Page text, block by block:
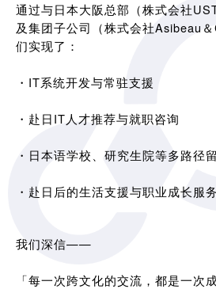
通过与日本大阪总部（株式会社
及集团子公司（株式会社Asibeau
们实现了：
・IT系统开发与常驻支援
・赴日IT人才推荐与就职咨询
・日本语学校、研究生院等多路径
・赴日后的生活支援与职业成长服务
我们深信——
「每一次跨文化的交流，都是一次